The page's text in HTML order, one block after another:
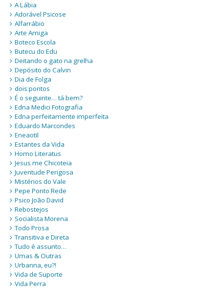
A Lábia
Adorável Psicose
Alfarrábio
Arte Amiga
Boteco Escola
Butecu do Edu
Deitando o gato na grelha
Depósito do Calvin
Dia de Folga
dois:pontos
É o seguinte… tá bem?
Edna Medici Fotografia
Edna perfeitamente imperfeita
Eduardo Marcondes
Eneaotil
Estantes da Vida
Homo Literatus
Jesus me Chicoteia
Juventude Perigosa
Mistérios do Vale
Pepe Ponto Rede
Psico João David
Rebostejos
Socialista Morena
Todo Prosa
Transitiva e Direta
Tudo é assunto…
Umas & Outras
Urbanna, eu?!
Vida de Suporte
Vida Perra